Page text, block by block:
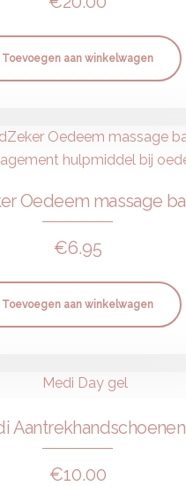
Toevoegen aan winkelwagen
€6.95
Toevoegen aan winkelwagen
Aantrekhandschoenen
€10.00